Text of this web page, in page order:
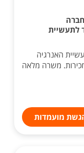
לתעשיית
האנרגיה
משרה מלאה
מועמדות